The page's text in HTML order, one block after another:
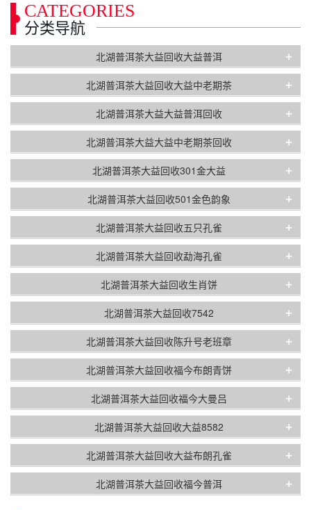
CATEGORIES
分类导航
北湖普洱茶大益回收大益普洱 +
北湖普洱茶大益回收大益中老期茶 +
北湖普洱茶大益大益普洱回收 +
北湖普洱茶大益大益中老期茶回收 +
北湖普洱茶大益回收301金大益 +
北湖普洱茶大益回收501金色韵象 +
北湖普洱茶大益回收五只孔雀 +
北湖普洱茶大益回收勐海孔雀 +
北湖普洱茶大益回收生肖饼 +
北湖普洱茶大益回收7542 +
北湖普洱茶大益回收陈升号老班章 +
北湖普洱茶大益回收福今布朗青饼 +
北湖普洱茶大益回收福今大曼吕 +
北湖普洱茶大益回收大益8582 +
北湖普洱茶大益回收大益布朗孔雀 +
北湖普洱茶大益回收福今普洱 +